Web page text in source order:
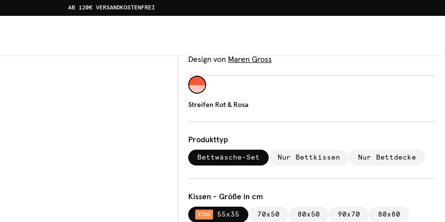
AB 120€ VERSANDKOSTENFREI
Bettwäsche
Design von Maren Gross
Streifen Rot & Rosa
Produkttyp
Bettwäsche-Set Nur Bettkissen Nur Bettdecke
Kissen - Größe in cm
KIDS 55x35 70x50 80x50 90x70 80x80